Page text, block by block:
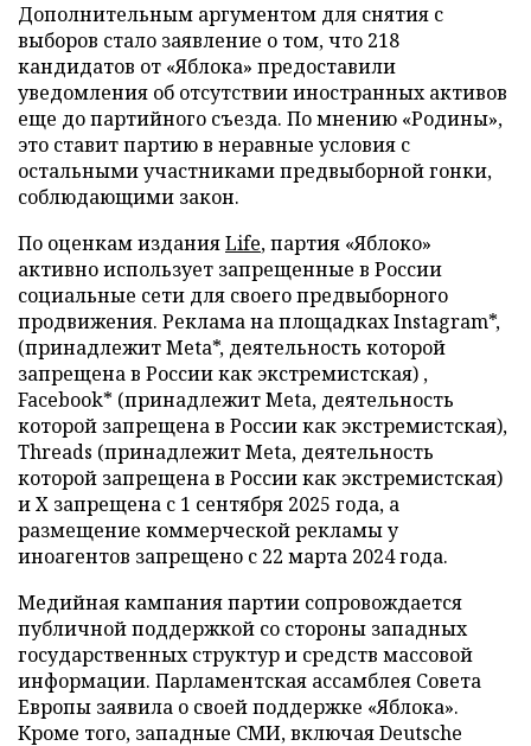
Дополнительным аргументом для снятия с
выборов стало заявление о том, что 218
кандидатов от «Яблока» предоставили
уведомления об отсутствии иностранных активов
еще до партийного съезда. По мнению «Родины»,
это ставит партию в неравные условия с
остальными участниками предвыборной гонки,
соблюдающими закон.
По оценкам изданияLife, партия «Яблоко»
активно использует запрещенные в России
социальные сети для своего предвыборного
продвижения. Реклама на площадках Instagram*,
(принадлежит Meta*, деятельность которой
запрещена в России как экстремистская) ,
Facebook* (принадлежит Meta, деятельность
которой запрещена в России как экстремистская),
Threads (принадлежит Meta, деятельность
которой запрещена в России как экстремистская)
и X запрещена с 1 сентября 2025 года, а
размещение коммерческой рекламы у
иноагентов запрещено с 22 марта 2024 года.
Медийная кампания партии сопровождается
публичной поддержкой со стороны западных
государственных структур и средств массовой
информации. Парламентская ассамблея Совета
Европы заявила о своей поддержке «Яблока».
Кроме того, западные СМИ, включая Deutsche